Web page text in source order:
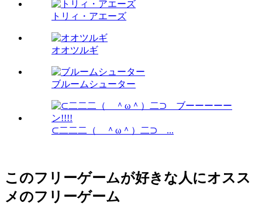
トリィ・アエーズ
オオツルギ
ブルームシューター
⊂二二二（ ＾ω＾）二⊃ ...
このフリーゲームが好きな人にオスス
メのフリーゲーム